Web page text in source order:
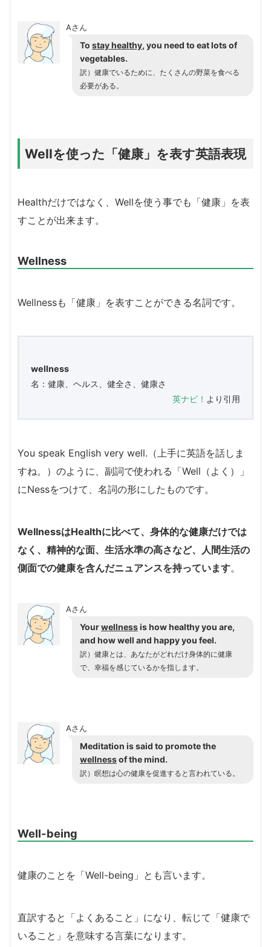
Aさん
To stay healthy, you need to eat lots of
vegetables.
訳）健康でいるために、たくさんの野菜を食べる
必要がある。
Wellを使った「健康」を表す英語表現
Healthだけではなく、Wellを使う事でも「健康」を表
すことが出来ます。
Wellness
Wellnessも「健康」を表すことができる名詞です。
wellness
名：健康、ヘルス、健全さ、健康さ
英ナビ！ より引用
You speak English very well.（上手に英語を話しま
すね。）のように、副詞で使われる「Well（よく）」
にNessをつけて、名詞の形にしたものです。
WellnessはHealthに比べて、身体的な健康だけでは
なく、精神的な面、生活水準の高さなど、人間生活の
側面での健康を含んだニュアンスを持っています。
Aさん
Yourwellnessis how healthy you are,
and how well and happy you feel.
訳）健康とは、あなたがどれだけ身体的に健康
で、幸福を感じているかを指します。
Aさん
Meditation is said to promote the
wellnessof the mind.
訳）瞑想は心の健康を促進すると言われている。
Well-being
健康のことを「Well-being」とも言います。
直訳すると「よくあること」になり、転じて「健康で
いること」を意味する言葉になります。